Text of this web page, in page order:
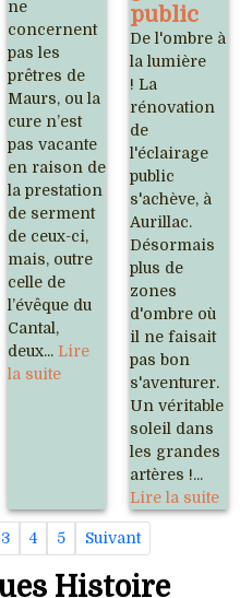
ne
concernent
pas les
prêtres de
Maurs, ou la
cure n’est
pas vacante
en raison de
la prestation
de serment
de ceux-ci,
mais, outre
celle de
l’évêque du
Cantal,
deux... Lire
la suite
public
De l'ombre à
la lumière
! La
rénovation
de
l'éclairage
public
s'achève, à
Aurillac.
Désormais
plus de
zones
d'ombre où
il ne faisait
pas bon
s'aventurer.
Un véritable
soleil dans
les grandes
artères !...
Lire la suite
3 4 5 Suivant
Histoire